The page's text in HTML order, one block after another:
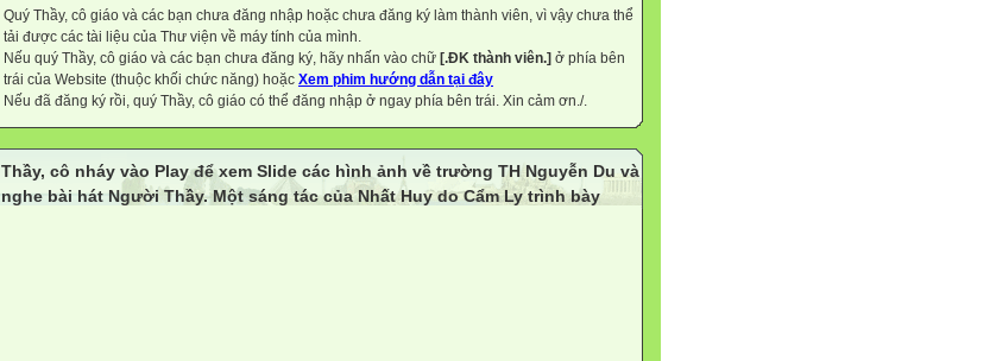
Quý Thầy, cô giáo và các bạn chưa đăng nhập hoặc chưa đăng ký làm thành viên, vì vậy chưa thể
tải được các tài liệu của Thư viện về máy tính của mình.
Nếu quý Thầy, cô giáo và các bạn chưa đăng ký, hãy nhấn vào chữ [.ĐK thành viên.] ở phía bên
trái của Website (thuộc khối chức năng) hoặc Xem phim hướng dẫn tại đây
Nếu đã đăng ký rồi, quý Thầy, cô giáo có thể đăng nhập ở ngay phía bên trái. Xin cảm ơn./.
Thầy, cô nháy vào Play để xem Slide các hình ảnh về trường TH Nguyễn Du và
nghe bài hát Người Thầy. Một sáng tác của Nhất Huy do Cẩm Ly trình bày